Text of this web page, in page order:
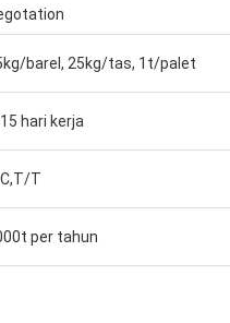
barel, 25kg/tas, 1t/palet
hari kerja
T
per tahun